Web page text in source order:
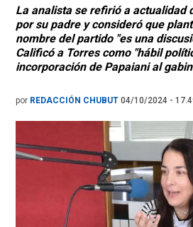
La analista se refirió a actualidad
por su padre y consideró que
nombre del partido "es una
Calificó a Torres como "hábil
incorporación de Papaiani al
por REDACCIÓN CHUBUT 04/10/2024 -